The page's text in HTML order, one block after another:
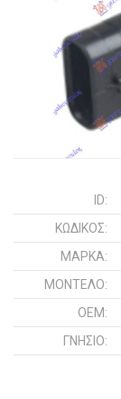
ID:
ΚΩΔΙΚΌΣ:
ΜΑΡΚΑ:
ΜΟΝΤΕΛΟ:
OEM:
ΓΝΉΣΙΟ: